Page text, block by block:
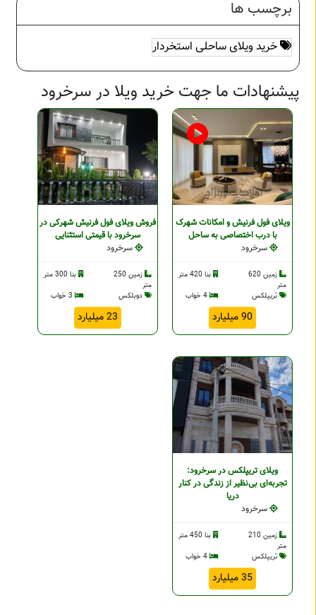
برچسب ها
خرید ویلای ساحلی استخردار
پیشنهادات ما جهت خرید ویلا در سرخرود
ویلای فول فرنیش و امکانات شهرک
با درب اختصاصی به ساحل
سرخرود
زمین 620
متر
بنا 420 متر
تریپلکس
4 خواب
90 میلیارد
فروش ویلای فول فرنیش شهرکی در
سرخرود با قیمتی استثنایی
سرخرود
زمین 250
متر
بنا 300 متر
دوبلکس
23 میلیارد
ویلای تریپلکس در سرخرود:
تجربه‌ای بی‌نظیر از زندگی در کنار
دریا
سرخرود
زمین 210
متر
بنا 450 متر
تریپلکس
4 خواب
35 میلیارد